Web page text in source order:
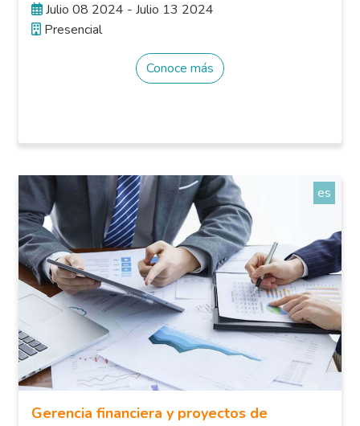
Julio 08 2024 - Julio 13 2024
Presencial
Conoce más
es
Gerencia financiera y proyectos de